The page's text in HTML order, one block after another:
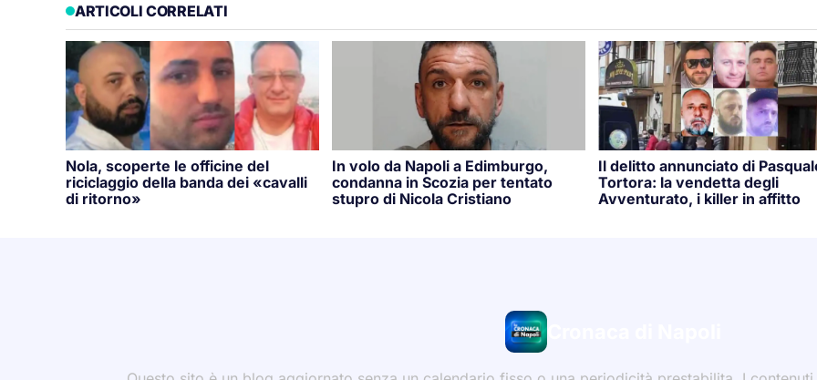
ARTICOLI CORRELATI
Nola, scoperte le officine del
riciclaggio della banda dei «cavalli
di ritorno»
In volo da Napoli a Edimburgo,
condanna in Scozia per tentato
stupro di Nicola Cristiano
Il delitto annunciato di
Tortora: la vendetta degli
Avventurato, i killer in affitto
Cronaca di Napoli